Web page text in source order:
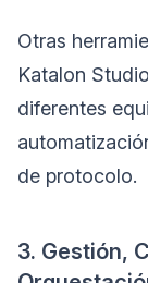
Otras
Katalon
diferentes
de protocolo.
3. Gestión,